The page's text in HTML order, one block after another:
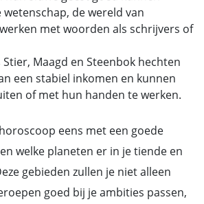
de wereld van
met woorden als schrijvers of
Maagd en Steenbok hechten
een stabiel inkomen en kunnen
of met hun handen te werken.
eens met een goede
welke planeten er in je tiende en
gebieden zullen je niet alleen
goed bij je ambities passen,